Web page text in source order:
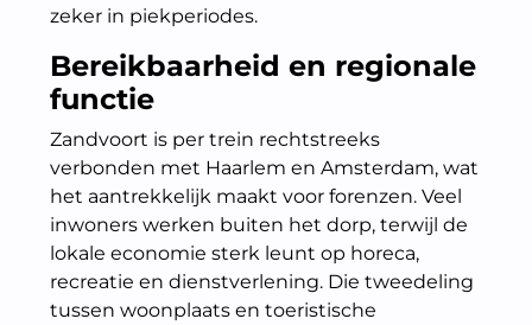
zeker in piekperiodes.
Bereikbaarheid en regionale
functie
Zandvoort is per trein rechtstreeks
verbonden met Haarlem en Amsterdam, wat
het aantrekkelijk maakt voor forenzen. Veel
inwoners werken buiten het dorp, terwijl de
lokale economie sterk leunt op horeca,
recreatie en dienstverlening. Die tweedeling
tussen woonplaats en toeristische